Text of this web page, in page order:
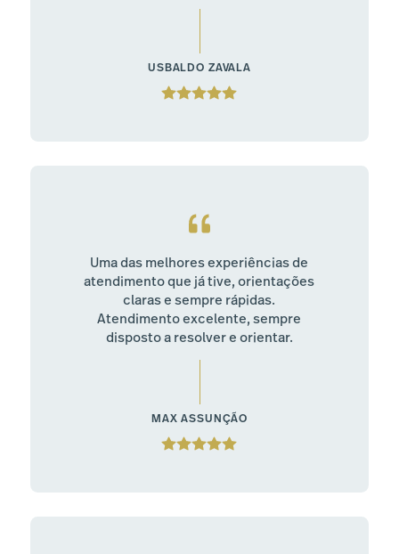
USBALDO ZAVALA
Uma das melhores experiências de
atendimento que já tive, orientações
claras e sempre rápidas.
Atendimento excelente, sempre
disposto a resolver e orientar.
MAX ASSUNÇÃO